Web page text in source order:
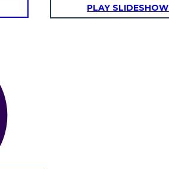
PLAY SLIDESHOW